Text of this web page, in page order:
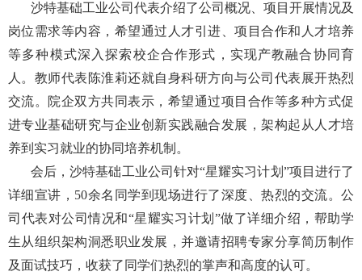
沙特基础工业公司代表介绍了公司概况、项目开展情况及
岗位需求等内容，希望通过人才引进、项目合作和人才培养
等多种模式深入探索校企合作形式，实现产教融合协同育
人。教师代表陈淮莉还就自身科研方向与公司代表展开热烈
交流。院企双方共同表示，希望通过项目合作等多种方式促
进专业基础研究与企业创新实践融合发展，架构起从人才培
养到实习就业的协同培养机制。
会后，沙特基础工业公司针对“星耀实习计划”项目进行了
详细宣讲，50余名同学到现场进行了深度、热烈的交流。公
司代表对公司情况和“星耀实习计划”做了详细介绍，帮助学
生从组织架构洞悉职业发展，并邀请招聘专家分享简历制作
及面试技巧，收获了同学们热烈的掌声和高度的认可。